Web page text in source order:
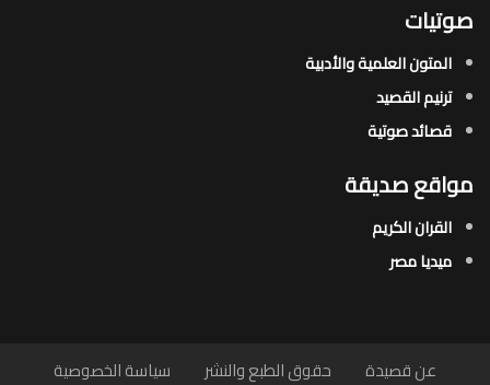
صوتيات
المتون العلمية والأدبية
ترنيم القصيد
قصائد صوتية
مواقع صديقة
القران الكريم
ميديا مصر
عن قصيدة حقوق الطبع والنشر سياسة الخصوصية